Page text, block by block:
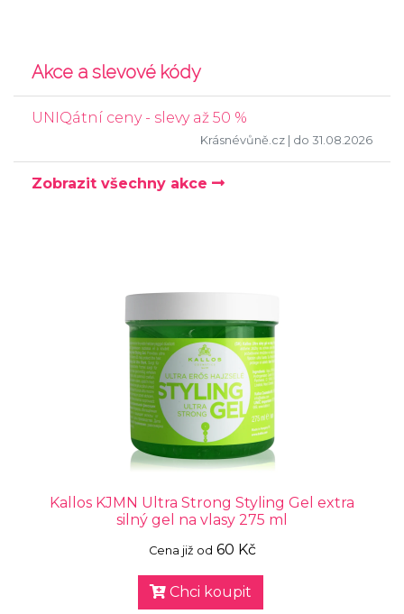
Akce a slevové kódy
UNIQátní ceny - slevy až 50 %
Krásnévůně.cz | do 31.08.2026
Zobrazit všechny akce
Kallos KJMN Ultra Strong Styling Gel extra
silný gel na vlasy 275 ml
Cena již od 60 Kč
Chci koupit